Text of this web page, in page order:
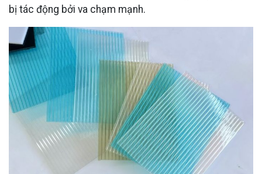
bị tác động bởi va chạm mạnh.